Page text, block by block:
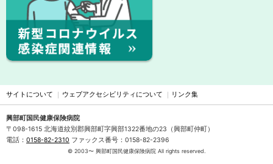
・
メ
ニ
ュ
ー
ッ
サイトについて ウェブアクセシビリティについて リンク集
興部町国民健康保険病院
〒098-1615 北海道紋別郡興部町字興部1322番地の23（興部町仲町）
電話： 0158-82-2310 ファックス番号：0158-82-2396
© 2003〜 興部町国民健康保険病院 All rights reserved.